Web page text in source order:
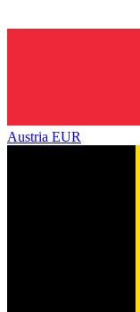
Austria EUR